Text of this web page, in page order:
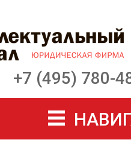
+7 (495) 780-